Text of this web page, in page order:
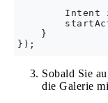
Intent
    }
Sobald Sie
die Galerie